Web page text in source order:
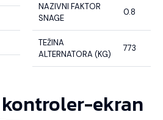
NAZIVNI FAKTOR
SNAGE
0.8
TEŽINA
ALTERNATORA (KG)
773
ekran